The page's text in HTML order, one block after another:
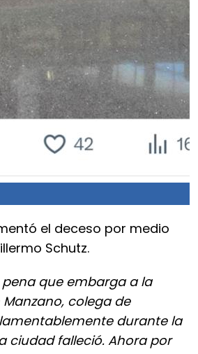
el deceso por medio
Schutz.
que embarga a la
colega de
durante la
ciudad falleció. Ahora por